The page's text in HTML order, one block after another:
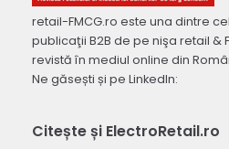
retail-FMCG.ro este una dintre
publicaţii B2B de pe nişa retail &
revistă în mediul online din
Ne găsești și pe LinkedIn:
Citește și ElectroRetail.ro